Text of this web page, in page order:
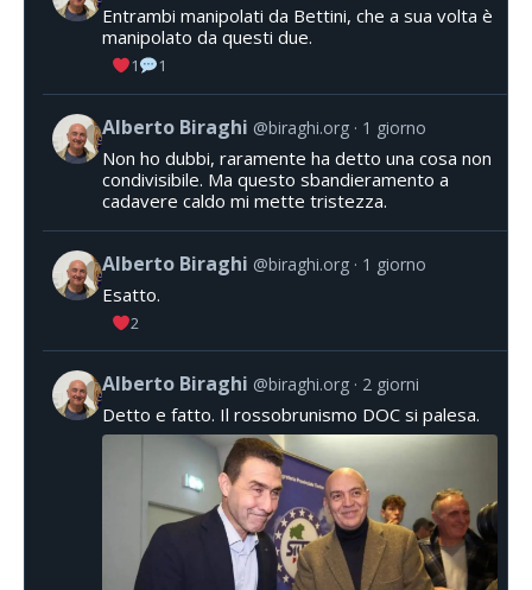
Entrambi manipolati da Bettini, che a sua volta è
manipolato da questi due.
1 1
Alberto Biraghi @biraghi.org 1 giorno
Non ho dubbi, raramente ha detto una cosa non
condivisibile. Ma questo sbandieramento a
cadavere caldo mi mette tristezza.
Alberto Biraghi @biraghi.org 1 giorno
Esatto.
2
Alberto Biraghi @biraghi.org 2 giorni
Detto e fatto. Il rossobrunismo DOC si palesa.